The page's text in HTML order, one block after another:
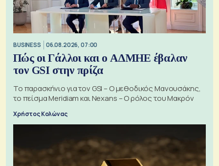
BUSINESS 06.08.2026, 07:00
Πώς οι Γάλλοι και ο ΑΔΜΗΕ έβαλαν
τον GSI στην πρίζα
Το παρασκήνιο για τον GSI – Ο μεθοδικός Μανουσάκης,
το πείσμα Meridiam και Nexans – Ο ρόλος του Μακρόν
Χρήστος Κολώνας